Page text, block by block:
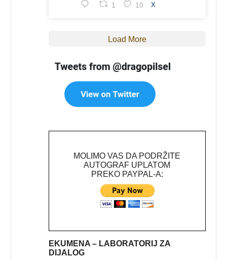
1 10 X
Load More
MOLIMO VAS DA PODRŽITE
AUTOGRAF UPLATOM
PREKO PAYPAL-A:
EKUMENA – LABORATORIJ ZA
DIJALOG